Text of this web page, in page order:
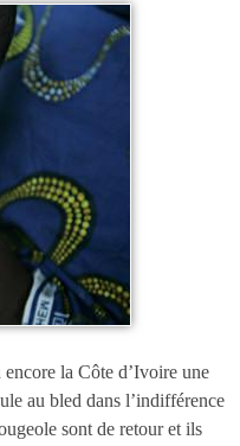
la Côte d’Ivoire une
au bled dans l’indifférence
sont de retour et ils